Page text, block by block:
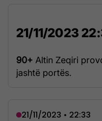
21/11/2023
90+ Altin Zeqiri
jashtë portës.
21/11/2023 • 22:33